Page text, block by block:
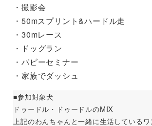
・撮影会
・50mスプリント&ハードル走
・30mレース
・ドッグラン
・パピーセミナー
・家族でダッシュ
■参加対象犬
ドゥードル・ドゥードルのMIX
上記のわんちゃんと一緒に生活している